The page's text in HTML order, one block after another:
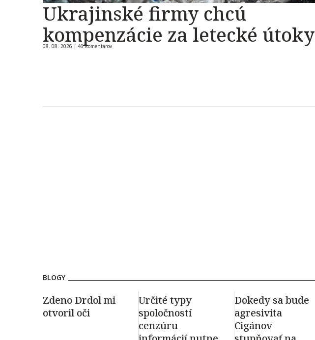
Ukrajinské firmy chcú
kompenzácie za letecké útoky
08. 08. 2026 | 46 komentárov
BLOGY